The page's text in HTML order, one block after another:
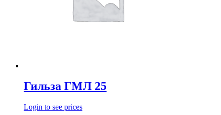
Гильза ГМЛ 25
Login to see prices